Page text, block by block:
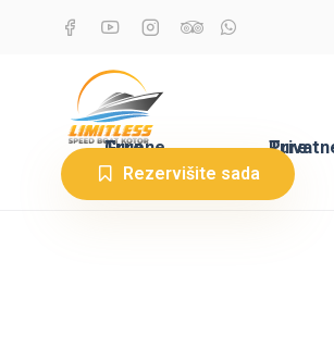
Grupne Ture Privatne Ture
Rezervišite sada